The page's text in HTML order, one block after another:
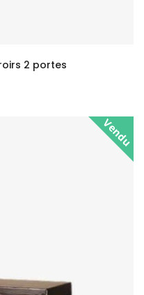
2 portes
Vendu